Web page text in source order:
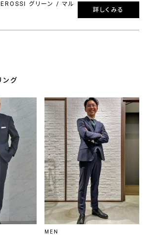
グリーン / マル
詳しくみる
ング
MEN